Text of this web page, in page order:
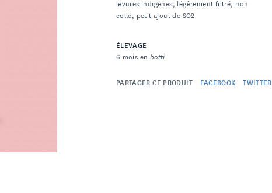
levures indigènes; légèrement filtré, non
collé; petit ajout de SO2
ÉLEVAGE
6 mois en botti
PARTAGER CE PRODUIT FACEBOOK TWITTER